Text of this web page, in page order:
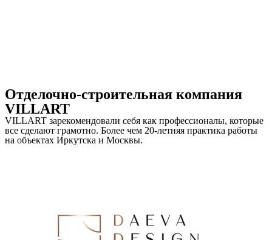
Отделочно-строительная компания
VILLART
VILLART зарекомендовали себя как профессионалы, которые
все сделают грамотно. Более чем 20-летняя практика работы
на объектах Иркутска и Москвы.